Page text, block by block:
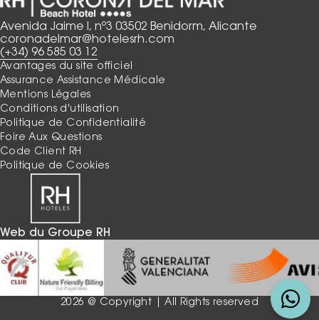
Avenida Jaime I, nº3 03502 Benidorm, Alicante
coronadelmar@hotelesrh.com
(+34) 96 585 03 12
Avantages du site officiel
Assurance Assistance Médicale
Mentions Légales
Conditions d'utilisation
Politique de Confidentialité
Foire Aux Questions
Code Client RH
Politique de Cookies
Web du Groupe RH
2026 @ Copyright | All Rights reserved